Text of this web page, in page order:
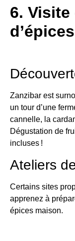
6. Visite
d’épices
Zanzibar est
un tour d’une
cannelle, la
Dégustation de
incluses !
Ateliers
Certains sites
apprenez à
épices maison.